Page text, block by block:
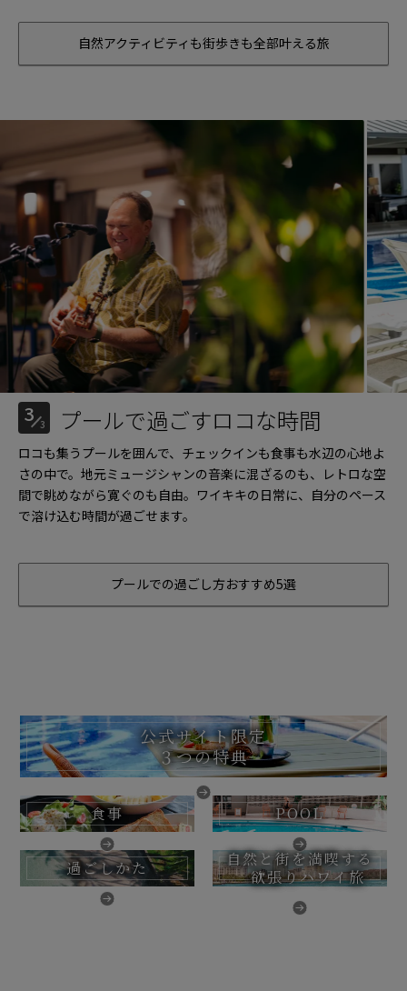
自然アクティビティも街歩きも全部叶える旅
3 3 プールで過ごすロコな時間
ロコも集うプールを囲んで、チェックインも食事も水辺の心地よ
さの中で。地元ミュージシャンの音楽に混ざるのも、レトロな空
間で眺めながら寛ぐのも自由。ワイキキの日常に、自分のペース
で溶け込む時間が過ごせます。
プールでの過ごし方おすすめ5選
公式サイト限定
３つの特典
食事 POOL
過ごしかた
自然と街を満喫する
欲張りハワイ旅